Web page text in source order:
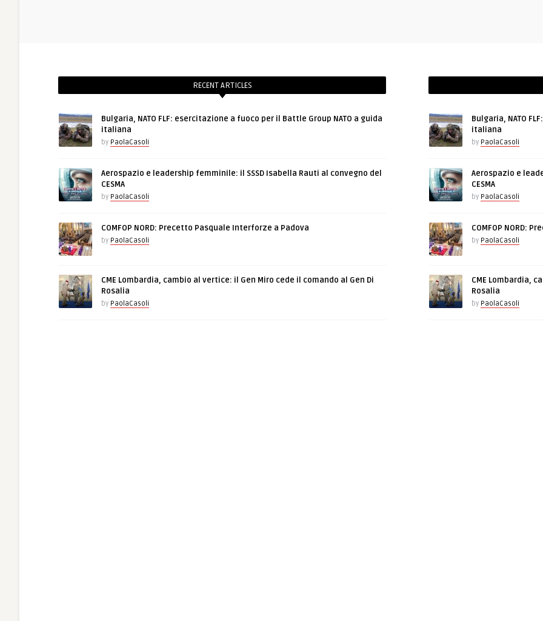
RECENT ARTICLES
Bulgaria, NATO FLF: esercitazione a fuoco per il Battle Group NATO a guida
italiana
by PaolaCasoli
Aerospazio e leadership femminile: il SSSD Isabella Rauti al convegno del
CESMA
by PaolaCasoli
COMFOP NORD: Precetto Pasquale Interforze a Padova
by PaolaCasoli
CME Lombardia, cambio al vertice: il Gen Miro cede il comando al Gen Di
Rosalia
by PaolaCasoli
Bulgaria, NATO
italiana
by PaolaCasoli
Aerospazio e
CESMA
by PaolaCasoli
COMFOP NORD:
by PaolaCasoli
CME Lombardia,
Rosalia
by PaolaCasoli